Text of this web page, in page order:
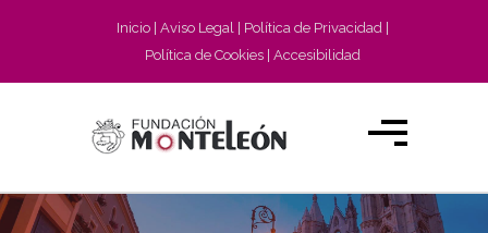
Inicio Aviso Legal
Política de Privacidad
Política de Cookies
Accesibilidad